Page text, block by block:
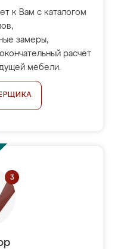
к Вам с каталогом
замеры,
расчёт
мебели.